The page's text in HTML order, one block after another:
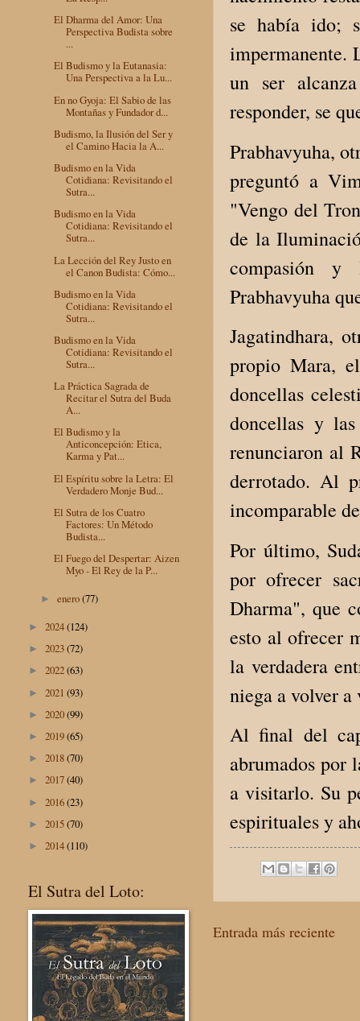
se había ido;
impermanente.
un ser
responder, se
Prabhavyuha,
preguntó a
"Vengo del
de la
compasión y
Prabhavyuha
Jagatindhara,
propio Mara,
doncellas
doncellas y
renunciaron al
derrotado. Al
incomparable
Por último,
por ofrecer
Dharma", que
esto al ofrecer
la verdadera
niega a volver a
Al final del
abrumados por
a visitarlo. Su
espirituales y
Entrada más reciente
El Dharma del Amor: Una
Perspectiva Budista sobre
...
El Budismo y la Eutanasia:
Una Perspectiva a la Lu...
En no Gyoja: El Sabio de las
Montañas y Fundador d...
Budismo, la Ilusión del Ser y
el Camino Hacia la A...
Budismo en la Vida
Cotidiana: Revisitando el
Sutra...
Budismo en la Vida
Cotidiana: Revisitando el
Sutra...
La Lección del Rey Justo en
el Canon Budista: Cómo...
Budismo en la Vida
Cotidiana: Revisitando el
Sutra...
Budismo en la Vida
Cotidiana: Revisitando el
Sutra...
La Práctica Sagrada de
Recitar el Sutra del Buda
A...
El Budismo y la
Anticoncepción: Etica,
Karma y Pat...
El Espíritu sobre la Letra: El
Verdadero Monje Bud...
El Sutra de los Cuatro
Factores: Un Método
Budista...
El Fuego del Despertar: Aizen
Myo - El Rey de la P...
►enero(77)
► 2024(124)
► 2023(72)
► 2022(63)
► 2021 (93)
► 2020(99)
► 2019(65)
► 2018(70)
► 2017(40)
► 2016(23)
► 2015(70)
► 2014(110)
El Sutra del Loto: